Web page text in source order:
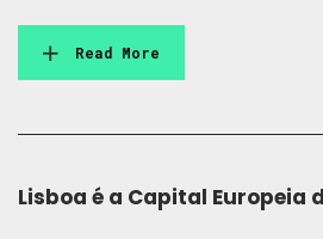
Read More
Lisboa é a Capital Europeia